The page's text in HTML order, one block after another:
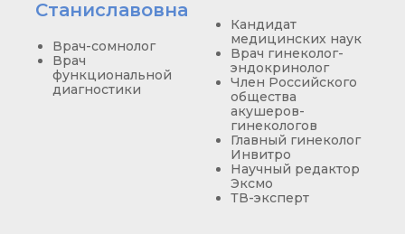
Врач-сомнолог
Врач
функциональной
диагностики
Станиславовна
Кандидат
медицинских наук
Врач гинеколог-
эндокринолог
Член Российского
общества
акушеров-
гинекологов
Главный гинеколог
Инвитро
Научный редактор
Эксмо
ТВ-эксперт